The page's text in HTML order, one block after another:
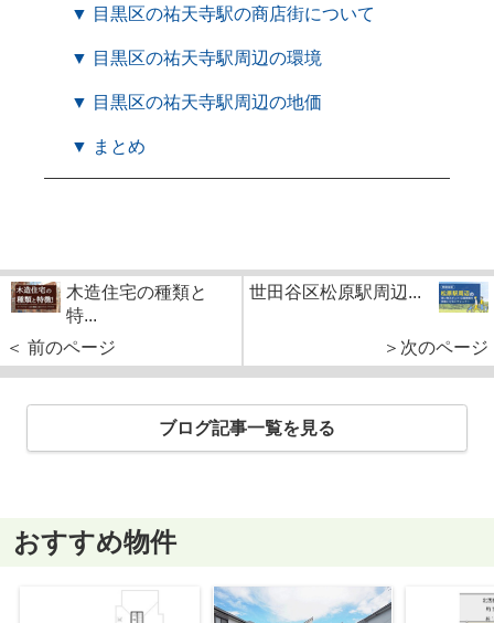
▼ 目黒区の祐天寺駅の商店街について
▼ 目黒区の祐天寺駅周辺の環境
▼ 目黒区の祐天寺駅周辺の地価
▼ まとめ
木造住宅の種類と
特...
＜ 前のページ
世田谷区松原駅周辺...
＞次のページ
ブログ記事一覧を見る
おすすめ物件